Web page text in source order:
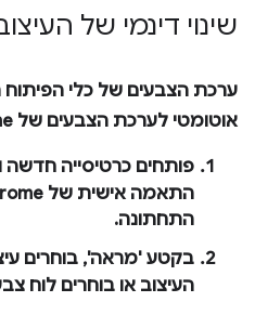
שינוי דינמי של
ערכת הצבעים של כלי הפיתוח
אוטומטי לערכת הצבעים של Chrome. כדי להגדיר עיצוב:
פותחים כרטיסייה חדשה
התאמה אישית של Chrome
התחתונה.
בקטע 'מראה', בוחרים
העיצוב או בוחרים לוח